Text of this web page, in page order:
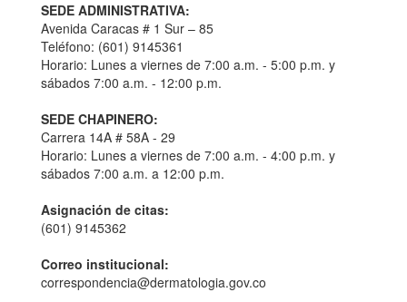
SEDE ADMINISTRATIVA:
Avenida Caracas # 1 Sur – 85
Teléfono: (601) 9145361
Horario: Lunes a viernes de 7:00 a.m. - 5:00 p.m. y
sábados 7:00 a.m. - 12:00 p.m.
SEDE CHAPINERO:
Carrera 14A # 58A - 29
Horario: Lunes a viernes de 7:00 a.m. - 4:00 p.m. y
sábados 7:00 a.m. a 12:00 p.m.
Asignación de citas:
(601) 9145362
Correo institucional:
correspondencia@dermatologia.gov.co